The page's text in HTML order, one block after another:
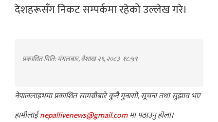
देशहरूसँग निकट सम्पर्कमा रहेको उल्लेख गरे।
प्रकाशित मिति: मंगलबार, वैशाख २९, २०८३ १८:५९
नेपाललाइभमा प्रकाशित सामग्रीबारे कुनै गुनासो, सूचना तथा सुझाव भए
हामीलाईnepallivenews@gmail.comमा पठाउनु होला।